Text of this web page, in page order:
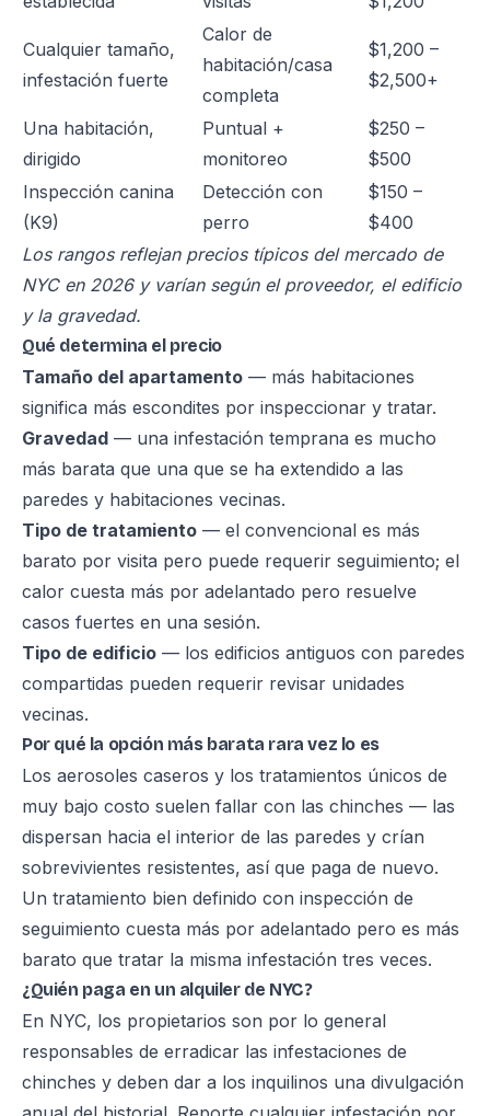
Cualquier tamaño,
infestación fuerte
Calor de
habitación/casa
completa
$1,200 –
$2,500+
Una habitación,
dirigido
Puntual +
monitoreo
$250 –
$500
Inspección canina
(K9)
Detección con
perro
$150 –
$400
Los rangos reflejan precios típicos del mercado de
NYC en 2026 y varían según el proveedor, el edificio
y la gravedad.
Qué determina el precio
Tamaño del apartamento — más habitaciones
significa más escondites por inspeccionar y tratar.
Gravedad — una infestación temprana es mucho
más barata que una que se ha extendido a las
paredes y habitaciones vecinas.
Tipo de tratamiento — el convencional es más
barato por visita pero puede requerir seguimiento; el
calor cuesta más por adelantado pero resuelve
casos fuertes en una sesión.
Tipo de edificio — los edificios antiguos con paredes
compartidas pueden requerir revisar unidades
vecinas.
Por qué la opción más barata rara vez lo es
Los aerosoles caseros y los tratamientos únicos de
muy bajo costo suelen fallar con las chinches — las
dispersan hacia el interior de las paredes y crían
sobrevivientes resistentes, así que paga de nuevo.
Un tratamiento bien definido con inspección de
seguimiento cuesta más por adelantado pero es más
barato que tratar la misma infestación tres veces.
¿Quién paga en un alquiler de NYC?
En NYC, los propietarios son por lo general
responsables de erradicar las infestaciones de
chinches y deben dar a los inquilinos una divulgación